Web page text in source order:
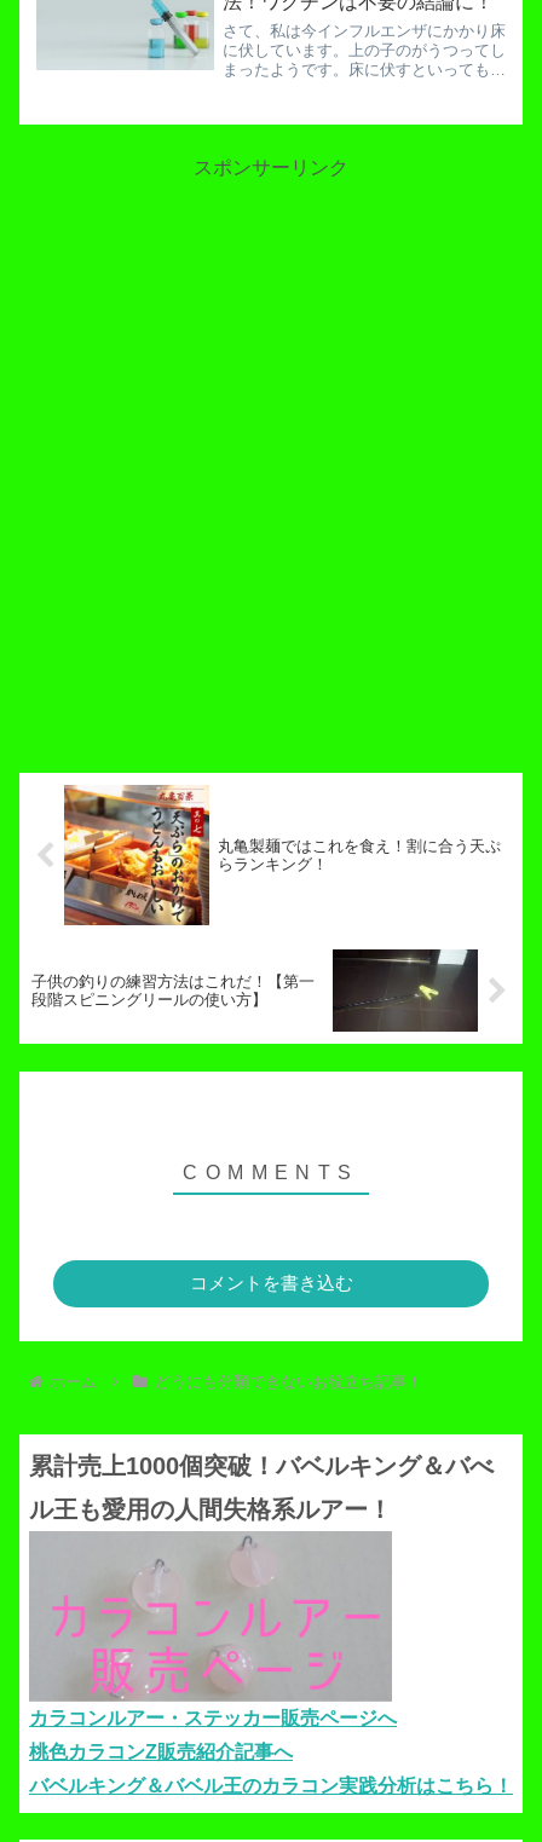
№...
さて、私は今インフルエンザにかかり床
に伏しています。上の子のがうつってし
まったようです。床に伏すといっても特
います。そして昼からお酒を飲んでいま
スポンサーリンク
丸亀製麺ではこれを食え！割に合う天ぷ
らランキング！
子供の釣りの練習方法はこれだ！【第一
段階スピニングリールの使い方】
コメントを書き込む
ホーム どうにも分類できないお役立ち記事！
累計売上1000個突破！バベルキング＆バべ
ル王も愛用の人間失格系ルアー！
カラコンルアー・ステッカー販売ページへ
桃色カラコンZ販売紹介記事へ
バベルキング＆バベル王のカラコン実践分析はこちら！